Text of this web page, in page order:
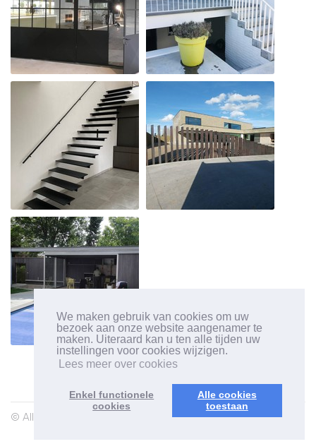
We maken gebruik van cookies om uw
bezoek aan onze website aangenamer te
maken. Uiteraard kan u ten alle tijden uw
instellingen voor cookies wijzigen.
Lees meer over cookies
Enkel functionele
cookies
Alle cookies
toestaan
© All rights reserved.